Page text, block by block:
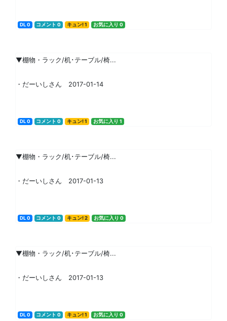
DL 0 コメント 0 キュン! 1 お気に入り 0
▼棚物・ラック/机･テーブル/椅...
・だーいしさん 2017-01-14
DL 0 コメント 0 キュン! 1 お気に入り 1
▼棚物・ラック/机･テーブル/椅...
・だーいしさん 2017-01-13
DL 0 コメント 0 キュン! 2 お気に入り 0
▼棚物・ラック/机･テーブル/椅...
・だーいしさん 2017-01-13
DL 0 コメント 0 キュン! 1 お気に入り 0